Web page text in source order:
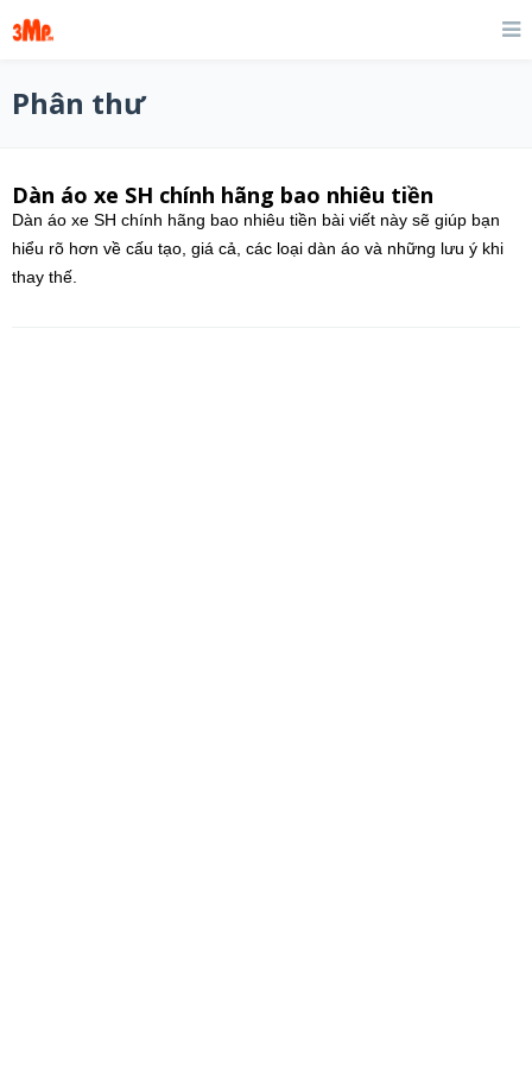
Phân thư
Dàn áo xe SH chính hãng bao nhiêu tiền
Dàn áo xe SH chính hãng bao nhiêu tiền bài viết này sẽ giúp bạn
hiểu rõ hơn về cấu tạo, giá cả, các loại dàn áo và những lưu ý khi
thay thế.